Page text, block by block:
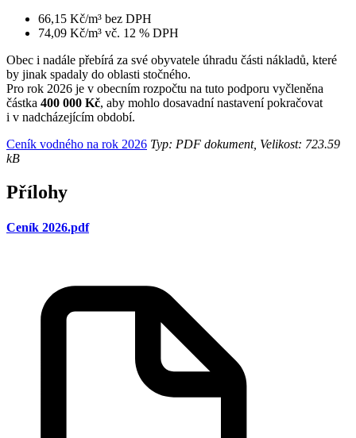
66,15 Kč/m³ bez DPH
74,09 Kč/m³ vč. 12 % DPH
Obec i nadále přebírá za své obyvatele úhradu části nákladů, které
by jinak spadaly do oblasti stočného.
Pro rok 2026 je v obecním rozpočtu na tuto podporu vyčleněna
částka 400 000 Kč, aby mohlo dosavadní nastavení pokračovat
i v nadcházejícím období.
Ceník vodného na rok 2026 Typ: PDF dokument, Velikost: 723.59
kB
Přílohy
Ceník 2026.pdf